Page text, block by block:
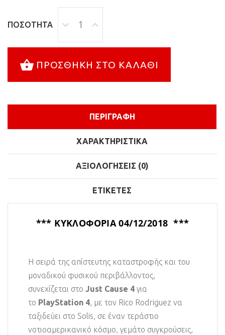
ΠΟΣΌΤΗΤΑ
ΠΡΟΣΘΉΚΗ ΣΤΟ ΚΑΛΆΘΙ
ΠΕΡΙΓΡΑΦΉ
ΧΑΡΑΚΤΗΡΙΣΤΙΚΆ
ΑΞΙΟΛΟΓΉΣΕΙΣ (0)
ΕΤΙΚΈΤΕΣ
*** ΚΥΚΛΟΦΟΡΙΑ 04/12/2018 ***
Η σειρά της απίστευτης καταστροφής και του
μοναδικού φυσικού περιβάλλοντος,
συνεχίζεται στο Just Cause 4 για
το PlayStation 4, με τον Rico Rodriguez να
ταξιδεύει στο Solis, σε έναν τεράστιο
νοτιοαμερικανικό κόσμο, γεμάτο συγκρούσεις,